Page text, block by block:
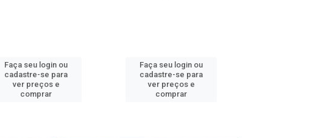
Faça seu login ou
cadastre-se para
ver preços e
comprar
Faça seu login ou
cadastre-se para
ver preços e
comprar